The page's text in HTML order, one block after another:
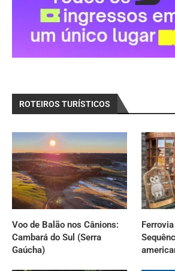
ROTEIROS TURÍSTICOS
Voo de Balão nos Cânions:
Cambará do Sul (Serra
Gaúcha)